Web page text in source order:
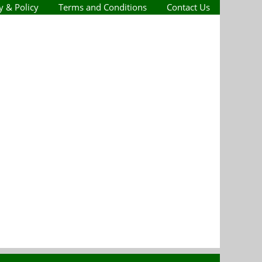
& Policy Terms and Conditions Contact Us